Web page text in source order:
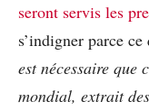
seront servis les
s’indigner parce
est nécessaire que
mondial, extrait